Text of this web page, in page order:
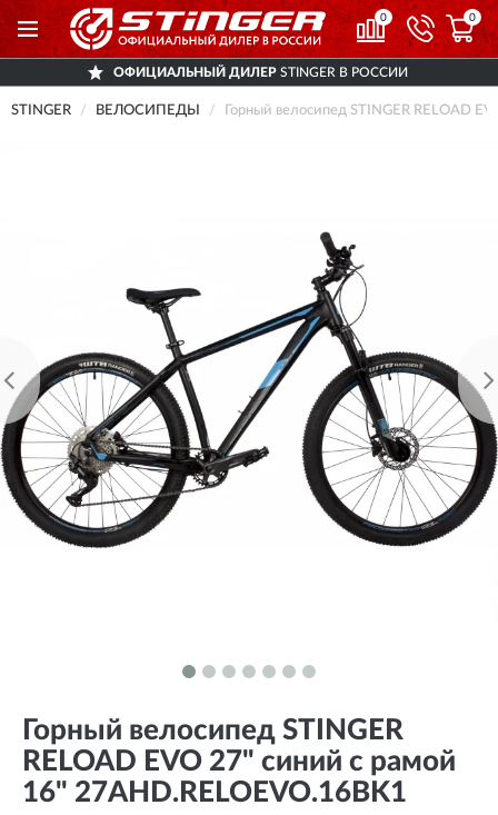
0 0
ОФИЦИАЛЬНЫЙ ДИЛЕР STINGER В РОССИИ
STINGER ВЕЛОСИПЕДЫ Горный велосипед STINGER RELOAD
Горный велосипед STINGER
RELOAD EVO 27" синий с рамой
16" 27AHD.RELOEVO.16BK1